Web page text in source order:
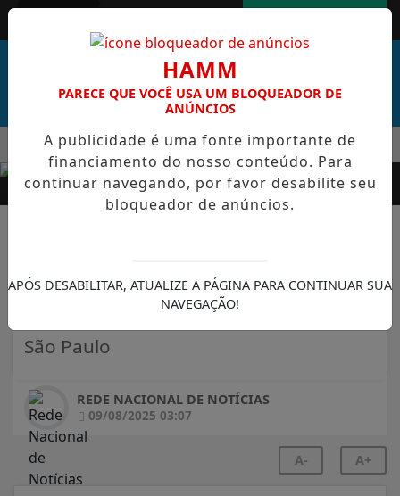
DE CABO VERDE VENCE ELEIÇÃO DO GOL MAIS BONITO DA
EM ALTA
MENU
ATRATIVOS E NOVIDADES EM
SEIS ESTADOS BRASILEIROS
São Paulo
REDE NACIONAL DE NOTÍCIAS
09/08/2025 03:07
A- A+
HAMM
PARECE QUE VOCÊ USA UM BLOQUEADOR DE
ANÚNCIOS
A publicidade é uma fonte importante de
financiamento do nosso conteúdo. Para
continuar navegando, por favor desabilite seu
bloqueador de anúncios.
APÓS DESABILITAR, ATUALIZE A PÁGINA PARA CONTINUAR SUA
NAVEGAÇÃO!